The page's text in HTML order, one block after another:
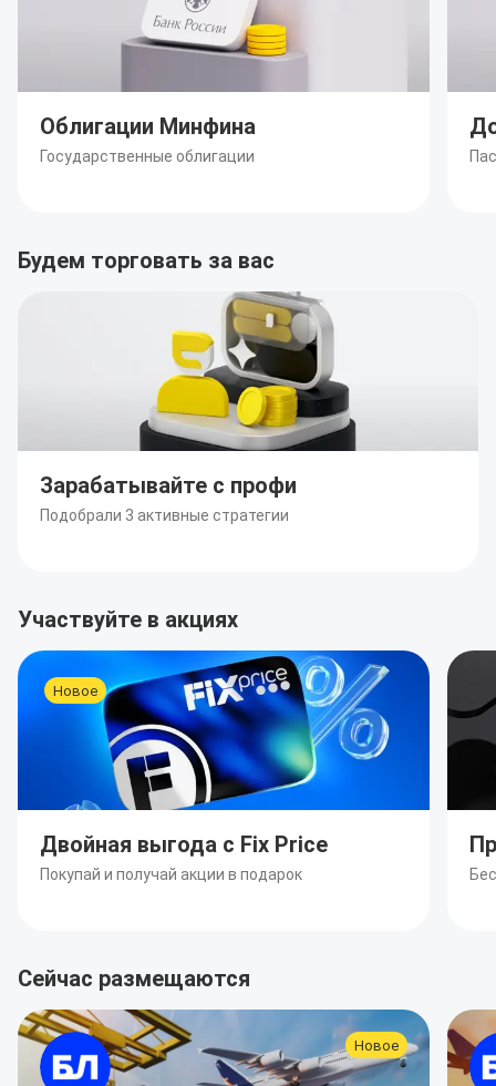
Облигации Минфина
Государственные облигации
Будем торговать за вас
Зарабатывайте с профи
Подобрали 3 активные стратегии
Участвуйте в акциях
Новое
Двойная выгода с Fix Price
Покупай и получай акции в подарок
Сейчас размещаются
Новое